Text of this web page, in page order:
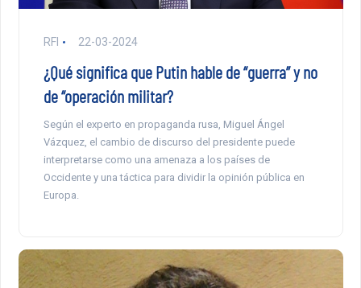
RFI 22-03-2024
¿Qué significa que Putin hable de “guerra” y no
de “operación militar?
Según el experto en propaganda rusa, Miguel Ángel
Vázquez, el cambio de discurso del presidente puede
interpretarse como una amenaza a los países de
Occidente y una táctica para dividir la opinión pública en
Europa.